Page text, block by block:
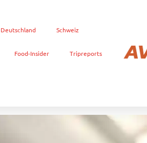
Deutschland Schweiz
Food-Insider Tripreports